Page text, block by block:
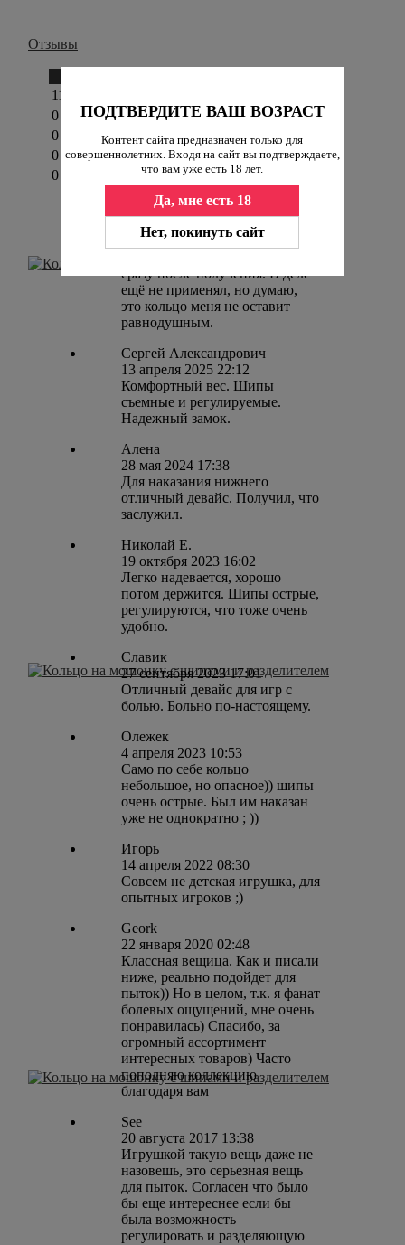
ПОДТВЕРДИТЕ ВАШ ВОЗРАСТ
Контент сайта предназначен только для
совершеннолетних. Входя на сайт вы подтверждаете,
что вам уже есть 18 лет.
Да, мне есть 18
Нет, покинуть сайт
Отзывы
11
0
0
0
0
Константин
5 мая 2025 15:24
Надежный и устрашающий
сразу после получения. В деле
ещё не применял, но думаю,
это кольцо меня не оставит
равнодушным.
Сергей Александрович
13 апреля 2025 22:12
Комфортный вес. Шипы
съемные и регулируемые.
Надежный замок.
Алена
28 мая 2024 17:38
Для наказания нижнего
отличный девайс. Получил, что
заслужил.
Николай Е.
19 октября 2023 16:02
Легко надевается, хорошо
потом держится. Шипы острые,
регулируются, что тоже очень
удобно.
Славик
27 сентября 2023 17:01
Отличный девайс для игр с
болью. Больно по-настоящему.
Олежек
4 апреля 2023 10:53
Само по себе кольцо
небольшое, но опасное)) шипы
очень острые. Был им наказан
уже не однократно ; ))
Игорь
14 апреля 2022 08:30
Совсем не детская игрушка, для
опытных игроков ;)
Geork
22 января 2020 02:48
Классная вещица. Как и писали
ниже, реально подойдет для
пыток)) Но в целом, т.к. я фанат
болевых ощущений, мне очень
понравилась) Спасибо, за
огромный ассортимент
интересных товаров) Часто
пополняю коллекцию
благодаря вам
See
20 августа 2017 13:38
Игрушкой такую вещь даже не
назовешь, это серьезная вещь
для пыток. Согласен что было
бы еще интереснее если бы
была возможность
регулировать и разделяющую